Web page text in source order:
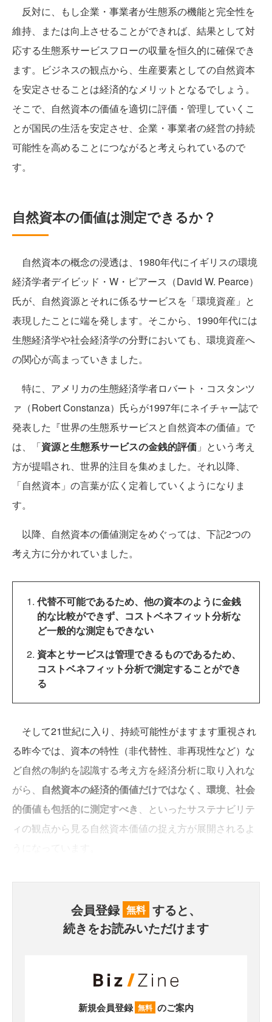
反対に、もし企業・事業者が生態系の機能と完全性を
維持、または向上させることができれば、結果として対
応する生態系サービスフローの収量を恒久的に確保でき
ます。ビジネスの観点から、生産要素としての自然資本
を安定させることは経済的なメリットとなるでしょう。
そこで、自然資本の価値を適切に評価・管理していくこ
とが国民の生活を安定させ、企業・事業者の経営の持続
可能性を高めることにつながると考えられているので
す。
自然資本の価値は測定できるか？
自然資本の概念の浸透は、1980年代にイギリスの環境
経済学者デイビッド・W・ピアース（David W. Pearce）
氏が、自然資源とそれに係るサービスを「環境資産」と
表現したことに端を発します。そこから、1990年代には
生態経済学や社会経済学の分野においても、環境資産へ
の関心が高まっていきました。
特に、アメリカの生態経済学者ロバート・コスタンツ
ァ（Robert Constanza）氏らが1997年にネイチャー誌で
発表した『世界の生態系サービスと自然資本の価値』で
は、「資源と生態系サービスの金銭的評価 」という考え
方が提唱され、世界的注目を集めました。それ以降、
「自然資本」の言葉が広く定着していくようになりま
す。
以降、自然資本の価値測定をめぐっては、下記2つの
考え方に分かれていました。
代替不可能であるため、他の資本のように金銭
的な比較ができず、コストベネフィット分析な
ど一般的な測定もできない
資本とサービスは管理できるものであるため、
コストベネフィット分析で測定することができ
る
そして21世紀に入り、持続可能性がますます重視され
る昨今では、資本の特性（非代替性、非再現性など）な
ど自然の制約を認識する考え方を経済分析に取り入れな
がら、 自然資本の経済的価値だけではなく、環境、社会
的価値も包括的に測定すべき 、といったサステナビリテ
ィの観点から見る自然資本価値の捉え方が展開されるよ
会員登録 無料 すると、
続きをお読みいただけます
新規会員登録 無料 のご案内